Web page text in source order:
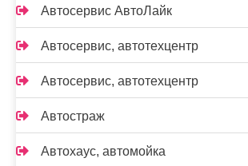
Автосервис АвтоЛайк
Автосервис, автотехцентр
Автосервис, автотехцентр
Автостраж
Автохаус, автомойка